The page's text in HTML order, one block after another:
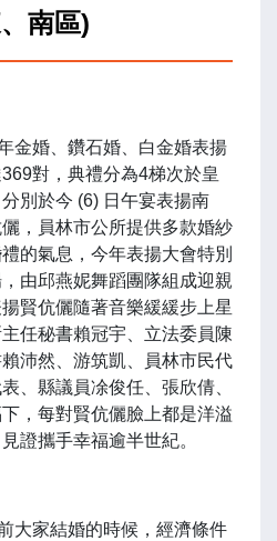
南區)
金婚、鑽石婚、白金婚表揚
對，典禮分為4梯次於皇
別於今 (6) 日午宴表揚南
，員林市公所提供多款婚紗
的氣息，今年表揚大會特別
由邱燕妮舞蹈團隊組成迎親
賢伉儷隨著音樂緩緩步上星
任秘書賴冠宇、立法委員陳
沛然、游筑凱、員林市民代
、縣議員凃俊任、張欣倩、
，每對賢伉儷臉上都是洋溢
證攜手幸福逾半世紀。
大家結婚的時候，經濟條件